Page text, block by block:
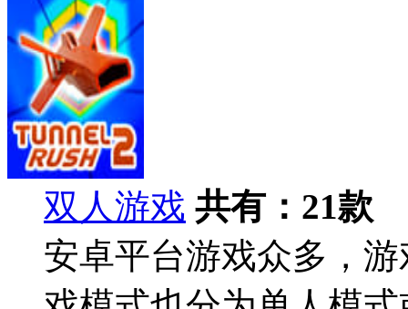
双人游戏 共有： 21款
安卓平台游戏众多，